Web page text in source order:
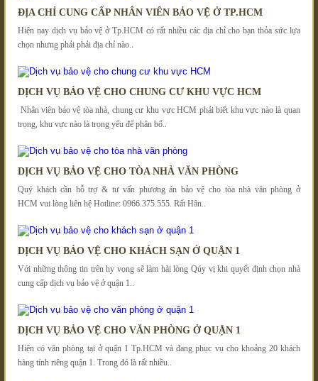
ĐỊA CHỈ CUNG CẤP NHÂN VIÊN BẢO VỆ Ở TP.HCM
Hiện nay dịch vụ bảo vệ ở Tp.HCM có rất nhiều các địa chỉ cho bạn thỏa sức lựa
chọn nhưng phải phải địa chỉ nào..
DỊCH VỤ BẢO VỆ CHO CHUNG CƯ KHU VỰC HCM
Nhân viên bảo vệ tòa nhà, chung cư khu vực HCM phải biết khu vực nào là quan
trọng, khu vực nào là trọng yếu để phân bố..
DỊCH VỤ BẢO VỆ CHO TÒA NHÀ VĂN PHÒNG
Quý khách cần hỗ trợ & tư vấn phương án bảo vệ cho tòa nhà văn phòng ở
HCM vui lòng liên hệ Hotline: 0966.375.555. Rất Hân..
DỊCH VỤ BẢO VỆ CHO KHÁCH SẠN Ở QUẬN 1
Với những thông tin trên hy vọng sẽ làm hài lòng Qúy vị khi quyết định chọn nhà
cung cấp dịch vụ bảo vệ ở quận 1..
DỊCH VỤ BẢO VỆ CHO VĂN PHÒNG Ở QUẬN 1
Hiện có văn phòng tại ở quận 1 Tp.HCM và đang phục vụ cho khoảng 20 khách
hàng tính riêng quận 1. Trong đó là rất nhiều..